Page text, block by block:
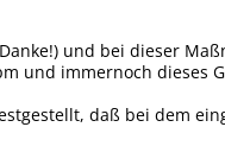
und bei dieser
und immernoch dieses
daß bei dem